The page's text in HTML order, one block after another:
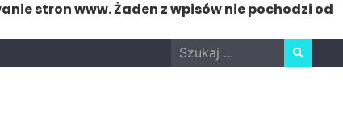
stron www. Żaden z wpisów nie pochodzi od
Search
for: